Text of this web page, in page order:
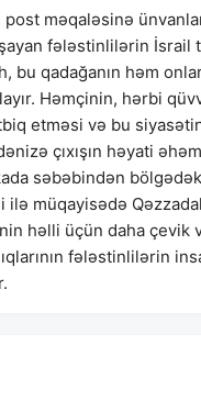
post məqaləsinə
fələstinlilərin İsrail
bu qadağanın həm
Həmçinin, hərbi
etməsi və bu
çıxışın həyati
səbəbindən
müqayisədə
həlli üçün daha
fələstinlilərin